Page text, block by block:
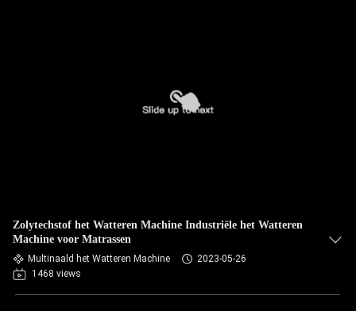
Zolytechstof het Watteren Machine Industriële het Watteren
Machine voor Matrassen
Multinaald het Watteren Machine
2023-05-26
1468 views